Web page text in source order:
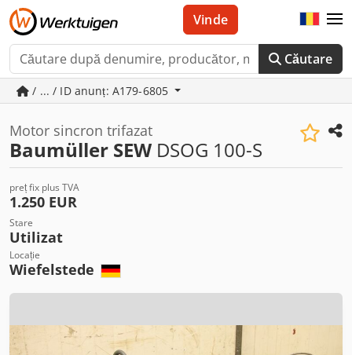
Căutare
Vinde
/ ... / ID anunț: A179-6805
Motor sincron trifazat
Baumüller SEW DSOG 100-S
preț fix plus TVA
1.250 EUR
Stare
Utilizat
Locație
Wiefelstede